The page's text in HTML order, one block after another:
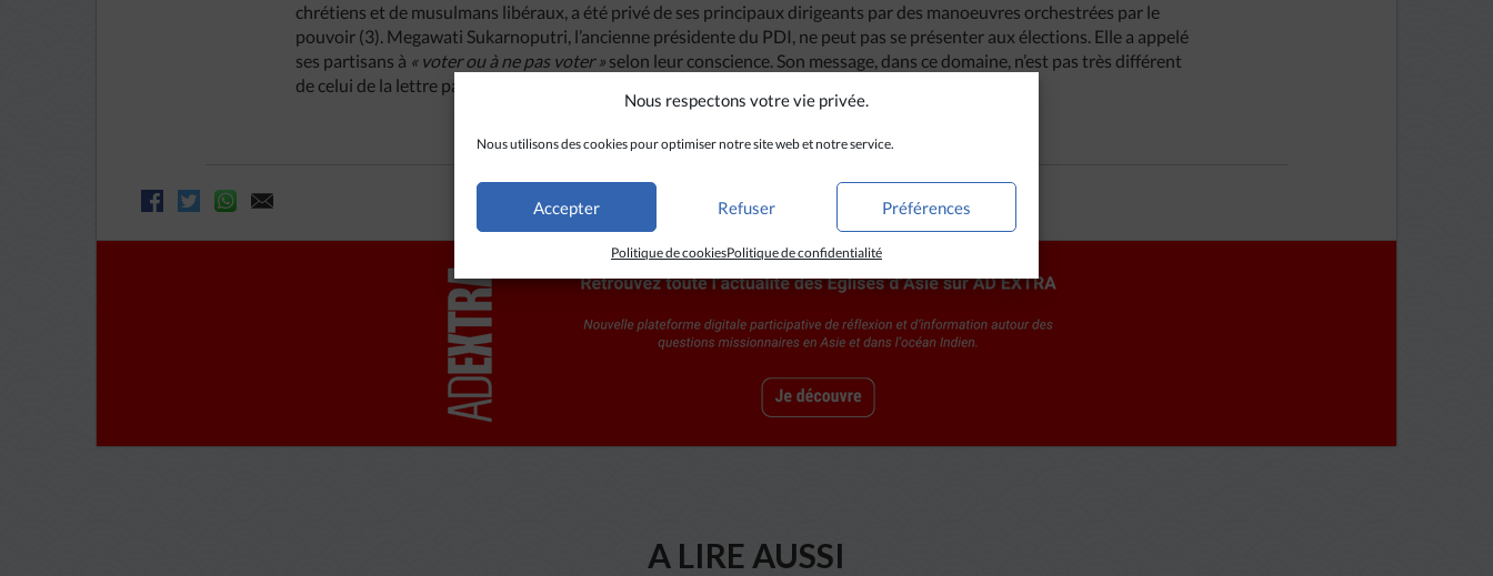
Nous respectons votre vie privée.
Nous utilisons des cookies pour optimiser notre site web et notre service.
Accepter Refuser Préférences
Politique de cookiesPolitique de confidentialité
chrétiens et de musulmans libéraux, a été privé de ses principaux dirigeants par des manoeuvres orchestrées par le
pouvoir (3). Megawati Sukarnoputri, l’ancienne présidente du PDI, ne peut pas se présenter aux élections. Elle a appelé
ses partisans à « voter ou à ne pas voter » selon leur conscience. Son message, dans ce domaine, n’est pas très différent
de celui de la lettre pastorale de carême des évêques catholiques (4).
A LIRE AUSSI